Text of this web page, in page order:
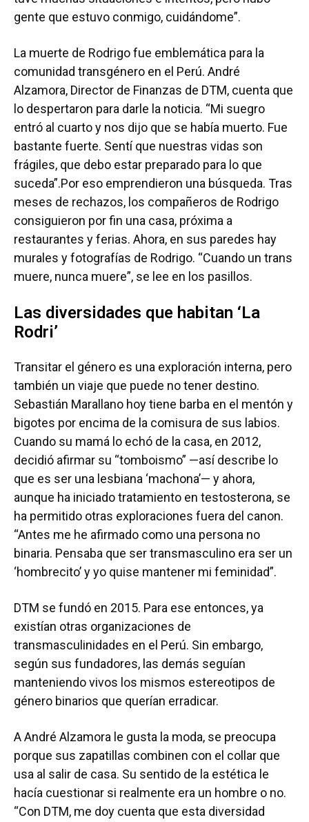
gente que estuvo conmigo, cuidándome”.
La muerte de Rodrigo fue emblemática para la
comunidad transgénero en el Perú. André
Alzamora, Director de Finanzas de DTM, cuenta que
lo despertaron para darle la noticia. “Mi suegro
entró al cuarto y nos dijo que se había muerto. Fue
bastante fuerte. Sentí que nuestras vidas son
frágiles, que debo estar preparado para lo que
suceda”.Por eso emprendieron una búsqueda. Tras
meses de rechazos, los compañeros de Rodrigo
consiguieron por fin una casa, próxima a
restaurantes y ferias. Ahora, en sus paredes hay
murales y fotografías de Rodrigo. “Cuando un trans
muere, nunca muere”, se lee en los pasillos.
Las diversidades que habitan ‘La
Rodri’
Transitar el género es una exploración interna, pero
también un viaje que puede no tener destino.
Sebastián Marallano hoy tiene barba en el mentón y
bigotes por encima de la comisura de sus labios.
Cuando su mamá lo echó de la casa, en 2012,
decidió afirmar su “tomboismo” —así describe lo
que es ser una lesbiana ‘machona’— y ahora,
aunque ha iniciado tratamiento en testosterona, se
ha permitido otras exploraciones fuera del canon.
“Antes me he afirmado como una persona no
binaria. Pensaba que ser transmasculino era ser un
‘hombrecito’ y yo quise mantener mi feminidad”.
DTM se fundó en 2015. Para ese entonces, ya
existían otras organizaciones de
transmasculinidades en el Perú. Sin embargo,
según sus fundadores, las demás seguían
manteniendo vivos los mismos estereotipos de
género binarios que querían erradicar.
A André Alzamora le gusta la moda, se preocupa
porque sus zapatillas combinen con el collar que
usa al salir de casa. Su sentido de la estética le
hacía cuestionar si realmente era un hombre o no.
“Con DTM, me doy cuenta que esta diversidad